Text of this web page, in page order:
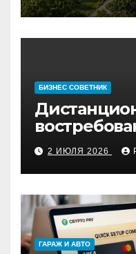
БИЗНЕС СОВЕТНИК
2 ИЮЛЯ 2026
ГАРАЖ И АВТО